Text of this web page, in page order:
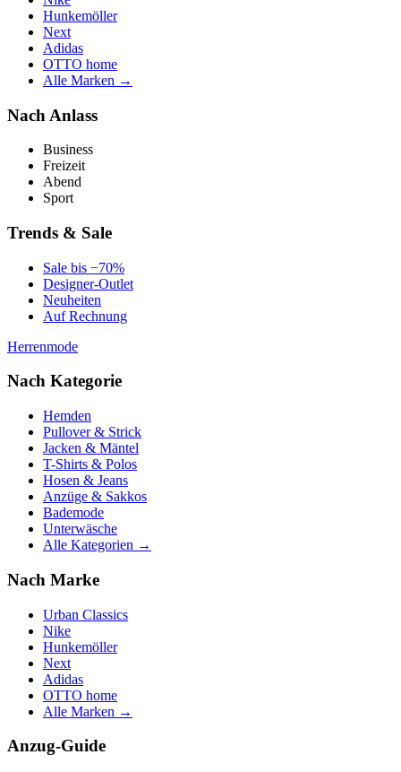
Hunkemöller
Next
Adidas
OTTO home
Alle Marken →
Nach Anlass
Business
Freizeit
Abend
Sport
Trends & Sale
Sale bis −70%
Designer-Outlet
Neuheiten
Auf Rechnung
Herrenmode
Nach Kategorie
Hemden
Pullover & Strick
Jacken & Mäntel
T-Shirts & Polos
Hosen & Jeans
Anzüge & Sakkos
Bademode
Unterwäsche
Alle Kategorien →
Nach Marke
Urban Classics
Nike
Hunkemöller
Next
Adidas
OTTO home
Alle Marken →
Anzug-Guide